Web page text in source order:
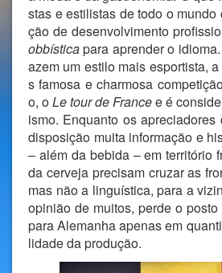
stas e estilistas de todo o
ção de desenvolvimento
obbísticapara aprender o
azem um estilo mais esportista,
s famosa e charmosa
o, oLe tour de Francee é
ismo. Enquanto os
disposição muita informação e
– além da bebida – em território
da cerveja precisam cruzar as
mas não a linguística, para a
opinião de muitos, perde o
para Alemanha apenas em
lidade da produção.